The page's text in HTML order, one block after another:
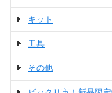
キット
工具
その他